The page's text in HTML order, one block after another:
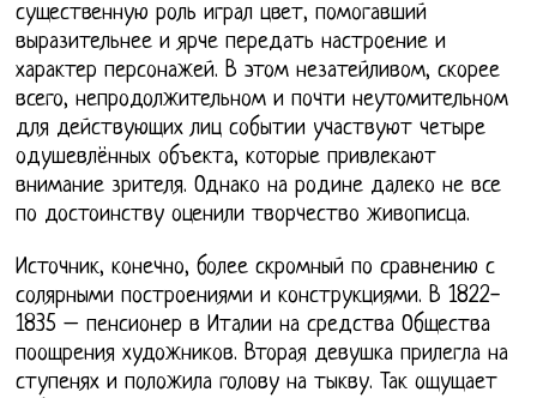
существенную роль играл цвет, помогавший
выразительнее и ярче передать настроение и
характер персонажей. В этом незатейливом, скорее
всего, непродолжительном и почти неутомительном
для действующих лиц событии участвуют четыре
одушевлённых объекта, которые привлекают
внимание зрителя. Однако на родине далеко не все
по достоинству оценили творчество живописца.
Источник, конечно, более скромный по сравнению с
солярными построениями и конструкциями. В 1822-
1835 – пенсионер в Италии на средства Общества
поощрения художников. Вторая девушка прилегла на
ступенях и положила голову на тыкву. Так ощущает